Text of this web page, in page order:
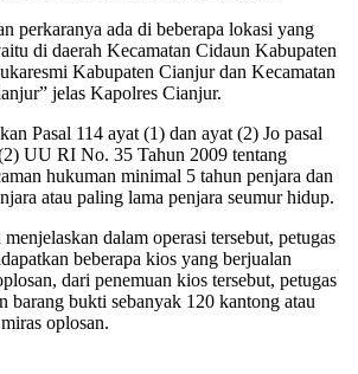
perkaranya ada di beberapa lokasi yang
di daerah Kecamatan Cidaun Kabupaten
Kabupaten Cianjur dan Kecamatan
jelas Kapolres Cianjur.
Pasal 114 ayat (1) dan ayat (2) Jo pasal
UU RI No. 35 Tahun 2009 tentang
hukuman minimal 5 tahun penjara dan
atau paling lama penjara seumur hidup.
dalam operasi tersebut, petugas
beberapa kios yang berjualan
dari penemuan kios tersebut, petugas
barang bukti sebanyak 120 kantong atau
oplosan.